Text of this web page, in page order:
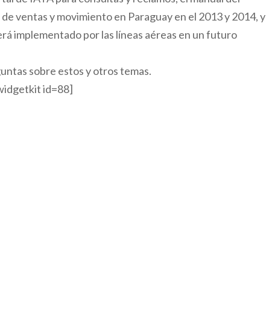
ventas y movimiento en Paraguay en el 2013 y 2014, y
implementado por las líneas aéreas en un futuro
sobre estos y otros temas.
id=88]